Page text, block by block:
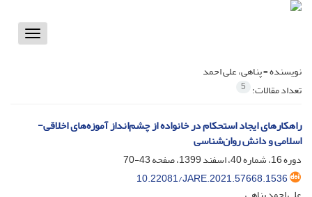
Toggle
نویسنده =پناهی، علی احمد
تعداد مقالات: 5
راهکارهای ایجاد استحکام در خانواده از چشم‌انداز آموزه‌های اخلاقی-
اسلامی و دانش روان‌شناسی
دوره 16، شماره 40، اسفند 1399، صفحه
43-70
10.22081/JARE.2021.57668.1536